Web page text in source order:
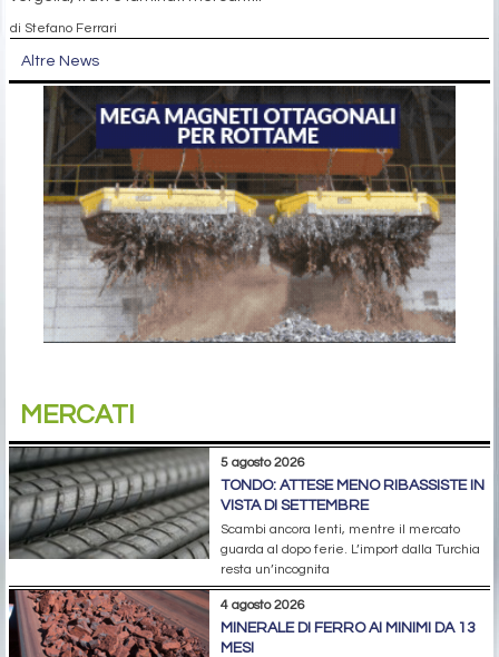
di Stefano Ferrari
Altre News
MERCATI
5 agosto 2026
TONDO: ATTESE MENO RIBASSISTE IN
VISTA DI SETTEMBRE
Scambi ancora lenti, mentre il mercato
guarda al dopo ferie. L’import dalla Turchia
resta un’incognita
4 agosto 2026
MINERALE DI FERRO AI MINIMI DA 13
MESI